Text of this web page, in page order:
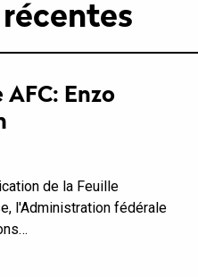
Enzo
de la Feuille
l'Administration fédérale